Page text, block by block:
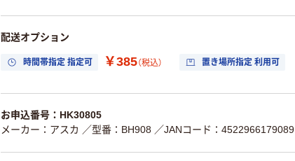
配送オプション
時間帯指定 指定可 ￥385（税込） 置き場所指定 利用可
お申込番号：HK30805
メーカー：アスカ ／型番：BH908 ／JANコード：4522966179089